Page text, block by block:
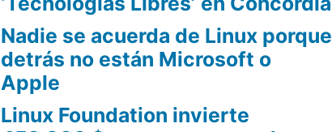
Nadie se acuerda de Linux porque
detrás no están Microsoft o
Apple
Linux Foundation invierte